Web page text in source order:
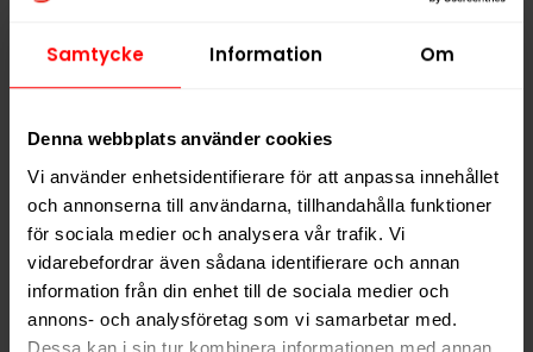
Samtycke Information Om
Denna webbplats använder cookies
Vi använder enhetsidentifierare för att anpassa innehållet
och annonserna till användarna, tillhandahålla funktioner
för sociala medier och analysera vår trafik. Vi
vidarebefordrar även sådana identifierare och annan
information från din enhet till de sociala medier och
annons- och analysföretag som vi samarbetar med.
Dessa kan i sin tur kombinera informationen med annan
leverera smakrika och moderna nikotinprodukter
med fokus på kvalitet och variation, och LOOP Hot
smakkombinationer kan höja upplevelsen i varje prilla.
Hitta alla produkter frånLOOP
Alla produkter med smakenChili,Frukt
PRODUKTINFORMATION